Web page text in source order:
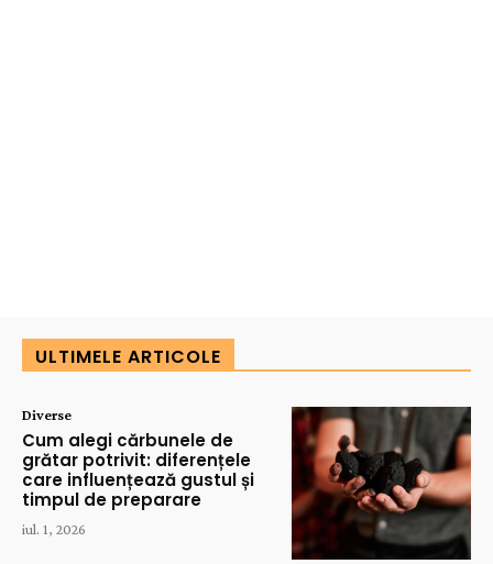
ULTIMELE ARTICOLE
Diverse
Cum alegi cărbunele de
grătar potrivit: diferențele
care influențează gustul și
timpul de preparare
iul. 1, 2026